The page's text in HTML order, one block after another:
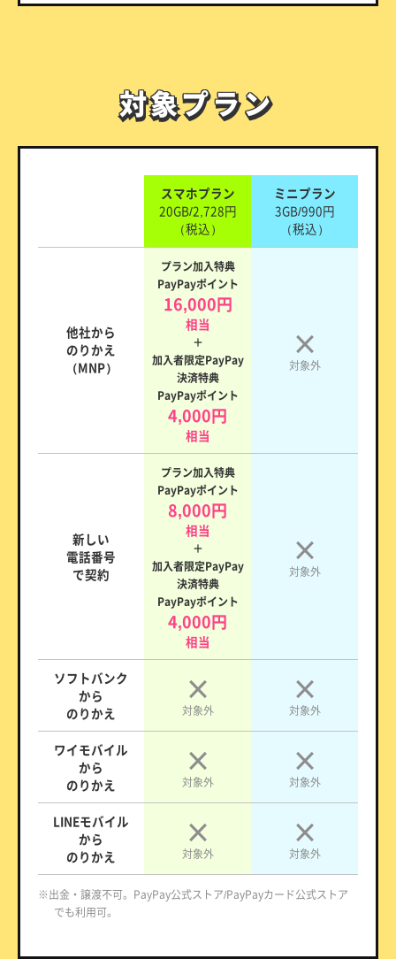
対象プラン
対象プラン
スマホプラン
20GB/2,728円
（税込）
ミニプラン
3GB/990円
（税込）
他社から
のりかえ
（MNP）
プラン加入特典
PayPayポイント
16,000円
相当
＋
加入者限定PayPay
決済特典
PayPayポイント
4,000円
相当
対象外
新しい
電話番号
で契約
プラン加入特典
PayPayポイント
8,000円
相当
＋
加入者限定PayPay
決済特典
PayPayポイント
4,000円
相当
対象外
ソフトバンク
から
のりかえ
対象外 対象外
ワイモバイル
から
のりかえ
対象外 対象外
LINEモバイル
から
のりかえ
対象外 対象外
※出金・譲渡不可。PayPay公式ストア/PayPayカード公式ストア
でも利用可。